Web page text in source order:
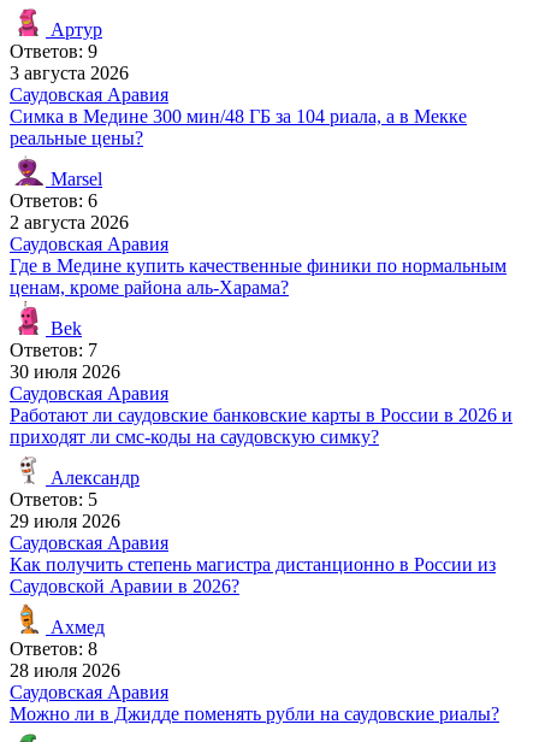
Артур
Ответов: 9
3 августа 2026
Саудовская Аравия
Симка в Медине 300 мин/48 ГБ за 104 риала, а в Мекке
реальные цены?
Marsel
Ответов: 6
2 августа 2026
Саудовская Аравия
Где в Медине купить качественные финики по нормальным
ценам, кроме района аль-Харама?
Bek
Ответов: 7
30 июля 2026
Саудовская Аравия
Работают ли саудовские банковские карты в России в 2026 и
приходят ли смс-коды на саудовскую симку?
Александр
Ответов: 5
29 июля 2026
Саудовская Аравия
Как получить степень магистра дистанционно в России из
Саудовской Аравии в 2026?
Ахмед
Ответов: 8
28 июля 2026
Саудовская Аравия
Можно ли в Джидде поменять рубли на саудовские риалы?